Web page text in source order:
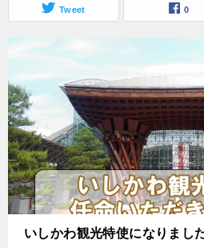
Tweet 0
いしかわ観光特使になりまし